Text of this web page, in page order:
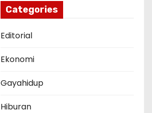
Categories
Editorial
Ekonomi
Gayahidup
Hiburan